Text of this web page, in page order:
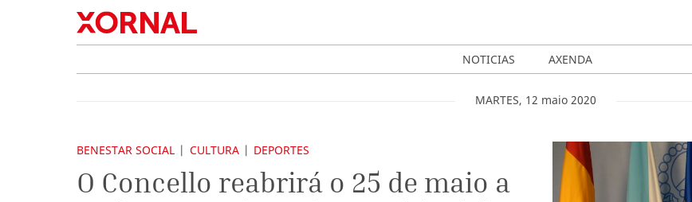
NOTICIAS AXENDA
MARTES, 12 maio 2020
BENESTAR SOCIAL CULTURA DEPORTES
O Concello reabrirá o 25 de maio a